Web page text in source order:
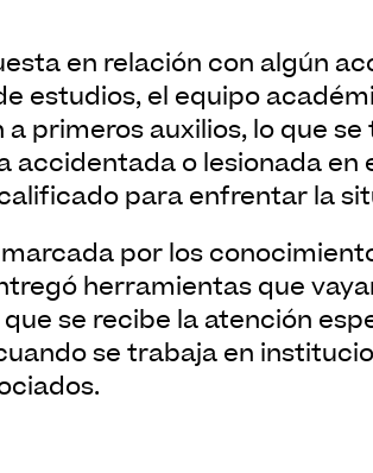
estudios, el equipo
primeros auxilios, lo que
accidentada o lesionada
para enfrentar la
herramientas que
se recibe la atención
se trabaja en